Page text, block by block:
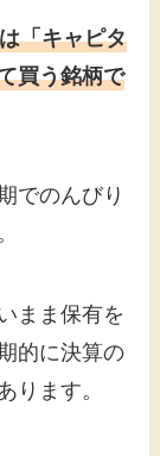
「キャピタ
買う銘柄で
でのんびり
まま保有を
的に決算の
ります。